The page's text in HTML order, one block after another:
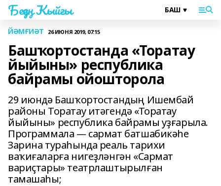
Беҙҙең Ҡыйғы
ЙӘМҒИӘТ 26 ИЮНЯ 2019, 07:15
Башҡортостанда «Торатау
йыйыны» республика
байрамы ойошторола
29 июндә Башҡортостандың Ишембай
районы Торатау итәгендә «Торатау
йыйыны» республика байрамы уҙғарыла.
Программала — сармат батшабикәһе
Зарина тураһында реаль тарихи
ваҡиғаларға нигеҙләнгән «Сармат
вариҫтары» театрлаштырылған
тамашаһы;